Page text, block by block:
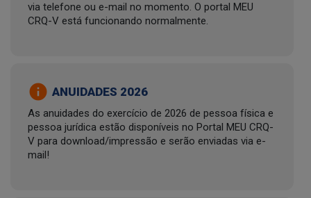
via telefone ou e-mail no momento. O portal MEU
CRQ-V está funcionando normalmente.
info ANUIDADES 2026
As anuidades do exercício de 2026 de pessoa física e
pessoa jurídica estão disponíveis no Portal MEU CRQ-
V para download/impressão e serão enviadas via e-
mail!